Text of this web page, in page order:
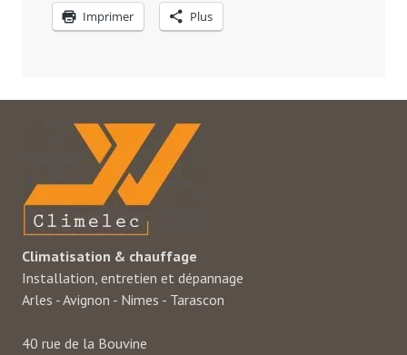
Imprimer Plus
Climatisation & chauffage
Installation, entretien et dépannage
Arles - Avignon - Nimes - Tarascon
40 rue de la Bouvine